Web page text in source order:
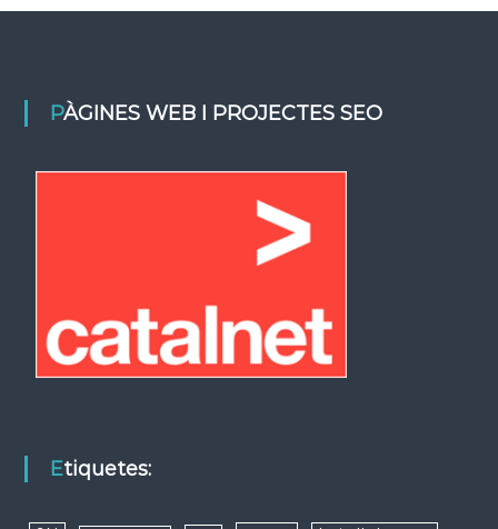
PÀGINES WEB I PROJECTES SEO
Etiquetes: